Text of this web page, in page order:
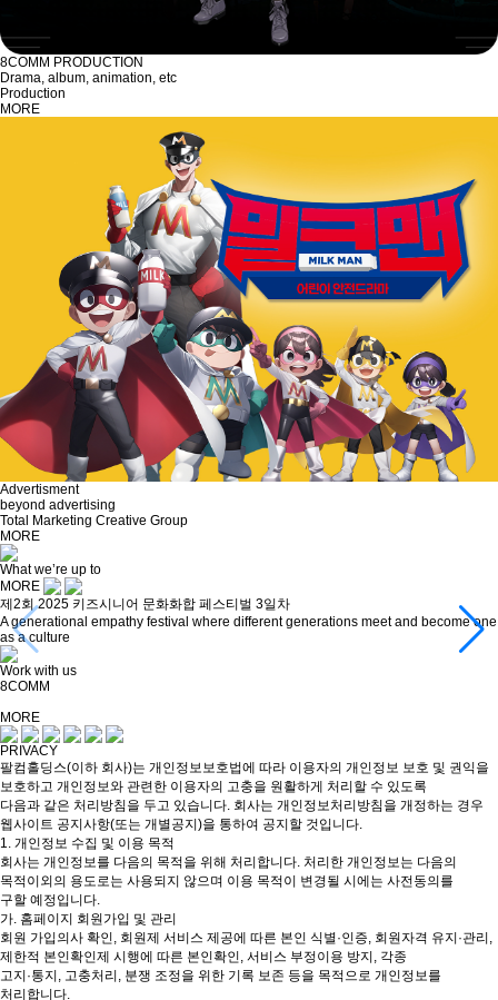
8COMM PRODUCTION
Drama, album, animation, etc
Production
MORE
Advertisment
beyond advertising
Total Marketing Creative Group
MORE
What we’re up to
MORE
제2회 2025 키즈시니어 문화화합 페스티벌 3일차
A generational empathy festival where different generations meet and become one
as a culture
Work with us
8COMM
MORE
PRIVACY
팔컴홀딩스(이하 회사)는 개인정보보호법에 따라 이용자의 개인정보 보호 및 권익을
보호하고 개인정보와 관련한 이용자의 고충을 원활하게 처리할 수 있도록
다음과 같은 처리방침을 두고 있습니다. 회사는 개인정보처리방침을 개정하는 경우
웹사이트 공지사항(또는 개별공지)을 통하여 공지할 것입니다.
1. 개인정보 수집 및 이용 목적
회사는 개인정보를 다음의 목적을 위해 처리합니다. 처리한 개인정보는 다음의
목적이외의 용도로는 사용되지 않으며 이용 목적이 변경될 시에는 사전동의를
구할 예정입니다.
가. 홈페이지 회원가입 및 관리
회원 가입의사 확인, 회원제 서비스 제공에 따른 본인 식별·인증, 회원자격 유지·관리,
제한적 본인확인제 시행에 따른 본인확인, 서비스 부정이용 방지, 각종
고지·통지, 고충처리, 분쟁 조정을 위한 기록 보존 등을 목적으로 개인정보를
처리합니다.